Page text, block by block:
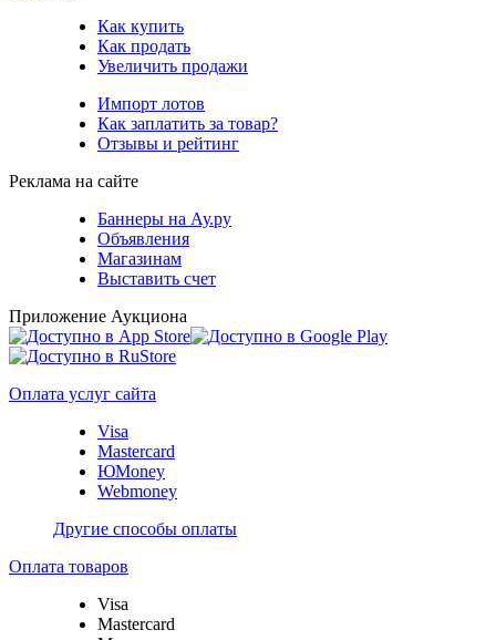
Как купить
Как продать
Увеличить продажи
Импорт лотов
Как заплатить за товар?
Отзывы и рейтинг
Реклама на сайте
Баннеры на Ау.ру
Объявления
Магазинам
Выставить счет
Приложение Аукциона
Оплата услуг сайта
Visa
Mastercard
ЮMoney
Webmoney
Другие способы оплаты
Оплата товаров
Visa
Mastercard